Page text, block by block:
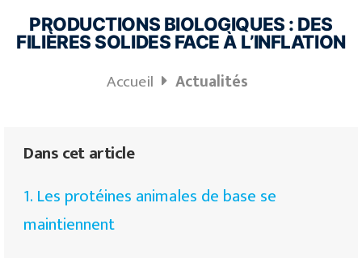
PRODUCTIONS BIOLOGIQUES : DES
FILIÈRES SOLIDES FACE À L’INFLATION
Accueil Actualités
Dans cet article
1. Les protéines animales de base se
maintiennent